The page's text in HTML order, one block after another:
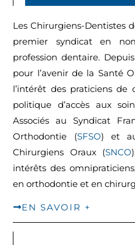
Les Chirurgiens-Dentistes
premier syndicat en
profession dentaire.
pour l’avenir de la Santé
l’intérêt des praticiens de
politique d’accès aux
Associés au Syndicat
Orthodontie (SFSO) et
Chirurgiens Oraux (SNCO
intérêts des
en orthodontie et en
EN SAVOIR +